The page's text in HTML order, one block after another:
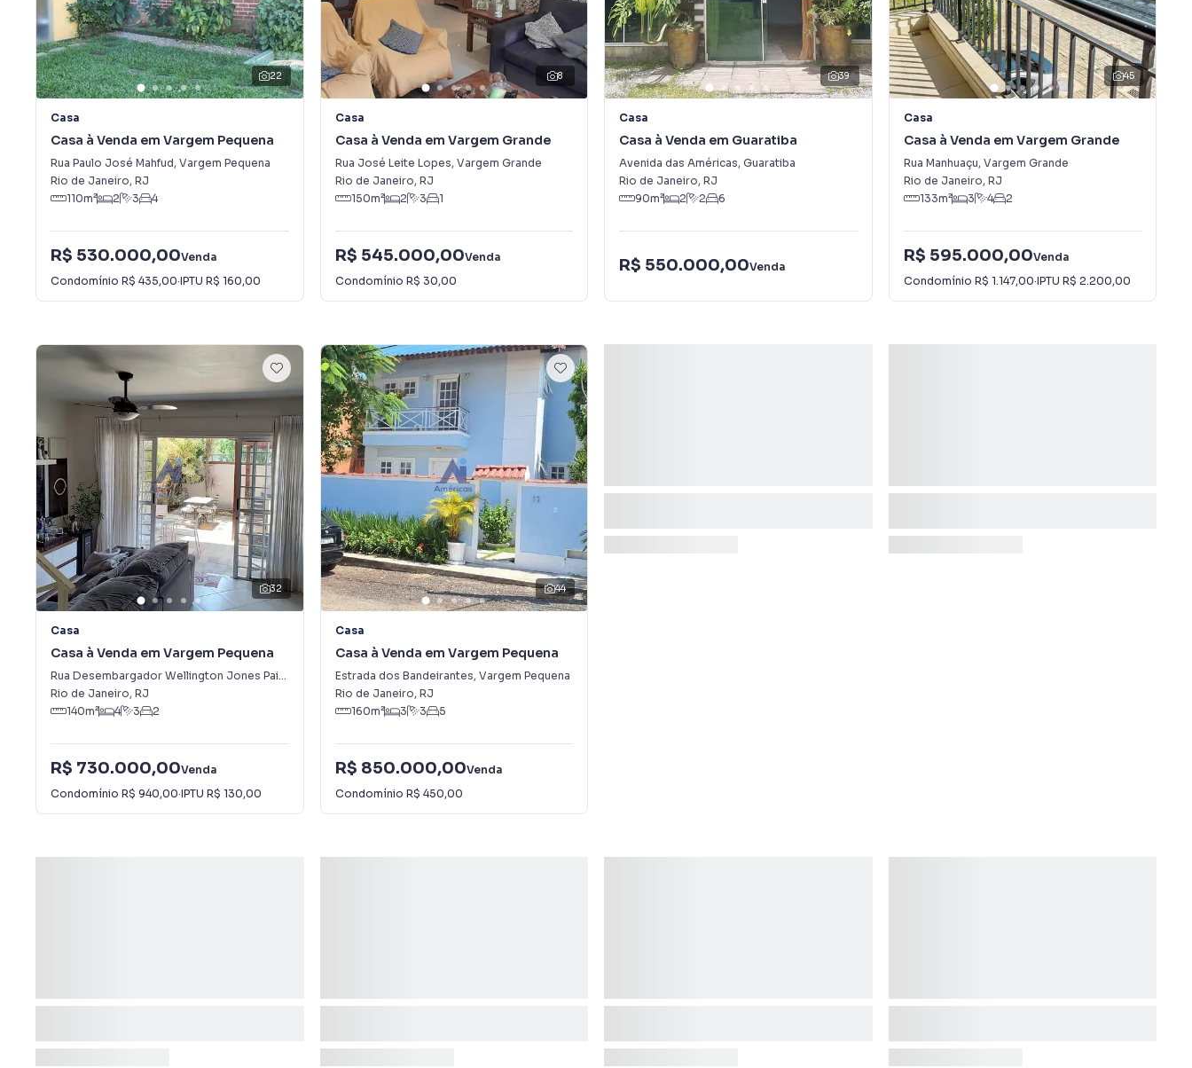
22
Casa
Casa à Venda em Vargem Pequena
Rua Paulo José Mahfud, Vargem Pequena
Rio de Janeiro, RJ
110m² 2 3 4
R$ 530.000,00Venda
Condomínio R$ 435,00·IPTU R$ 160,00
8
Casa
Casa à Venda em Vargem Grande
Rua José Leite Lopes, Vargem Grande
Rio de Janeiro, RJ
150m² 2 3 1
R$ 545.000,00Venda
Condomínio R$ 30,00
39
Casa
Casa à Venda em Guaratiba
Avenida das Américas, Guaratiba
Rio de Janeiro, RJ
90m² 2 2 6
R$ 550.000,00Venda
45
Casa
Casa à Venda em Vargem Grande
Rua Manhuaçu, Vargem Grande
Rio de Janeiro, RJ
133m² 3 4 2
R$ 595.000,00Venda
Condomínio R$ 1.147,00·IPTU R$ 2.200,00
32
Casa
Casa à Venda em Vargem Pequena
Rua Desembargador Wellington Jones Paiva
Vargem Pequena
Rio de Janeiro, RJ
140m² 4 3 2
R$ 730.000,00Venda
Condomínio R$ 940,00·IPTU R$ 130,00
44
Casa
Casa à Venda em Vargem Pequena
Estrada dos Bandeirantes, Vargem Pequena
Rio de Janeiro, RJ
160m² 3 3 5
R$ 850.000,00Venda
Condomínio R$ 450,00